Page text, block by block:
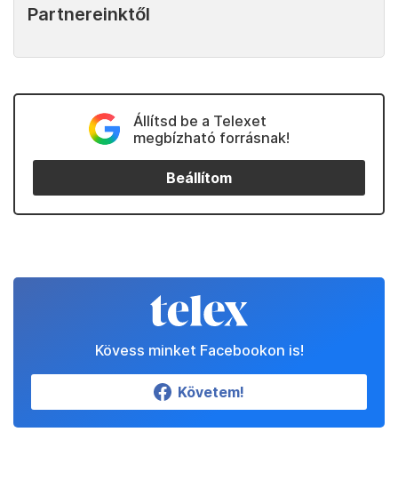
Partnereinktől
Állítsd be a Telexet
megbízható forrásnak!
Beállítom
Kövess minket Facebookon is!
Követem!